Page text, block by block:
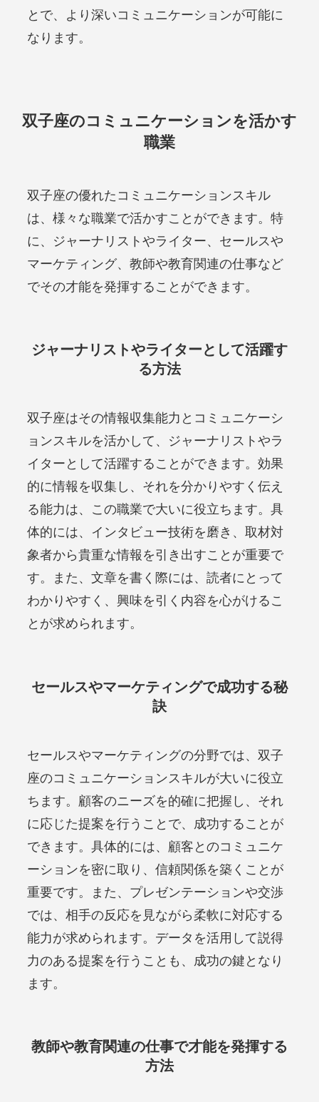
とで、より深いコミュニケーションが可能に
なります。
双子座のコミュニケーションを活かす
職業
双子座の優れたコミュニケーションスキル
は、様々な職業で活かすことができます。特
に、ジャーナリストやライター、セールスや
マーケティング、教師や教育関連の仕事など
でその才能を発揮することができます。
ジャーナリストやライターとして活躍す
る方法
双子座はその情報収集能力とコミュニケーシ
ョンスキルを活かして、ジャーナリストやラ
イターとして活躍することができます。効果
的に情報を収集し、それを分かりやすく伝え
る能力は、この職業で大いに役立ちます。具
体的には、インタビュー技術を磨き、取材対
象者から貴重な情報を引き出すことが重要で
す。また、文章を書く際には、読者にとって
わかりやすく、興味を引く内容を心がけるこ
とが求められます。
セールスやマーケティングで成功する秘
訣
セールスやマーケティングの分野では、双子
座のコミュニケーションスキルが大いに役立
ちます。顧客のニーズを的確に把握し、それ
に応じた提案を行うことで、成功することが
できます。具体的には、顧客とのコミュニケ
ーションを密に取り、信頼関係を築くことが
重要です。また、プレゼンテーションや交渉
では、相手の反応を見ながら柔軟に対応する
能力が求められます。データを活用して説得
力のある提案を行うことも、成功の鍵となり
ます。
教師や教育関連の仕事で才能を発揮する
方法